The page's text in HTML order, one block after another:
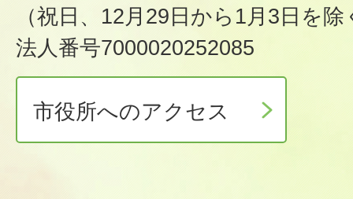
（祝日、12月29日から1月3日を除
法人番号7000020252085
市役所へのアクセス